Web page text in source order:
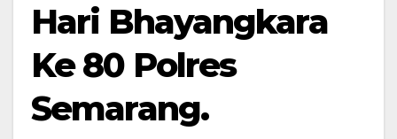
Hari Bhayangkara
Ke 80 Polres
Semarang.